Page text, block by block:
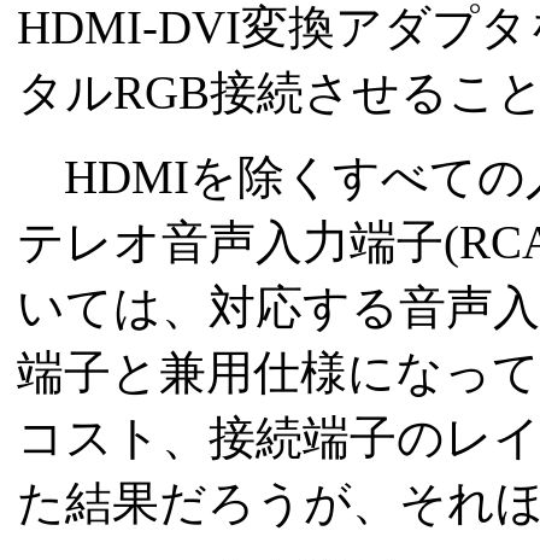
HDMI-DVI変換アダプ
タルRGB接続させるこ
HDMIを除くすべての
テレオ音声入力端子
いては、対応する音声
端子と兼用仕様になっ
コスト、接続端子のレ
た結果だろうが、それ